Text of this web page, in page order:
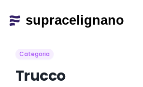
Categoria
Trucco